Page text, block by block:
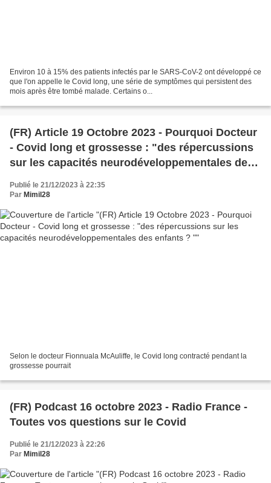
Environ 10 à 15% des patients infectés par le SARS-CoV-2 ont développé ce
que l'on appelle le Covid long, une série de symptômes qui persistent des
mois après être tombé malade. Certains o...
(FR) Article 19 Octobre 2023 - Pourquoi Docteur
- Covid long et grossesse : "des répercussions
sur les capacités neurodéveloppementales des
Publié le 21/12/2023 à 22:35
Par Mimil28
Selon le docteur Fionnuala McAuliffe, le Covid long contracté pendant la
grossesse pourrait
(FR) Podcast 16 octobre 2023 - Radio France -
Toutes vos questions sur le Covid
Publié le 21/12/2023 à 22:26
Par Mimil28